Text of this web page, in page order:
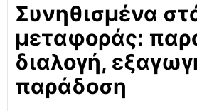
Συνηθισμένα
μεταφοράς:
διαλογή,
παράδοση